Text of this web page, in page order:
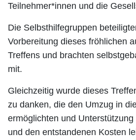
Teilnehmer*innen und die
Die Selbsthilfegruppen
Vorbereitung dieses fröhlichen
Treffens und brachten
mit.
Gleichzeitig wurde dieses
zu danken, die den Umzug in
ermöglichten und
und den entstandenen Kosten